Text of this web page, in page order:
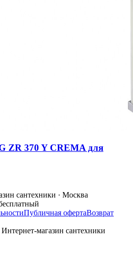
ZR 370 Y CREMA для
сантехники · Москва
Публичная офертаВозврат
магазин сантехники